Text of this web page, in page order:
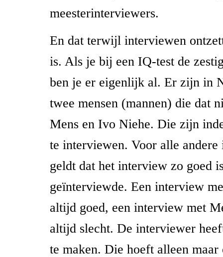
meesterinterviewers.
En dat terwijl interviewen
is. Als je bij een IQ-test de
ben je er eigenlijk al. Er zijn in
twee mensen (mannen) die dat
Mens en Ivo Niehe. Die zijn
te interviewen. Voor alle andere
geldt dat het interview zo goed
geïnterviewde. Een interview
altijd goed, een interview met
altijd slecht. De interviewer
te maken. Die hoeft alleen